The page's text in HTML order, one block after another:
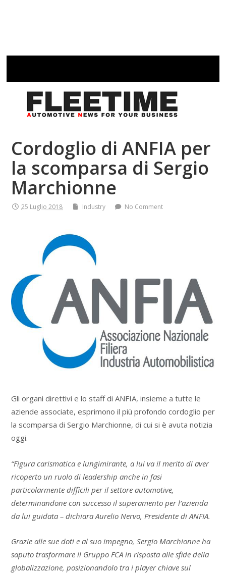
Cordoglio di ANFIA per
la scomparsa di Sergio
Marchionne
25 Luglio 2018 Industry No Comment
Gli organi direttivi e lo staff di ANFIA, insieme a tutte le
aziende associate, esprimono il più profondo cordoglio per
la scomparsa di Sergio Marchionne, di cui si è avuta notizia
oggi.
“Figura carismatica e lungimirante, a lui va il merito di aver
ricoperto un ruolo di leadership anche in fasi
particolarmente difficili per il settore automotive,
determinandone con successo il superamento per l’azienda
da lui guidata – dichiara Aurelio Nervo, Presidente di ANFIA.
Grazie alle sue doti e al suo impegno, Sergio Marchionne ha
saputo trasformare il Gruppo FCA in risposta alle sfide della
globalizzazione, posizionandolo tra i player chiave sul